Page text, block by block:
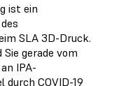
ist ein
SLA 3D-Druck.
gerade vom
IPA-
COVID-19